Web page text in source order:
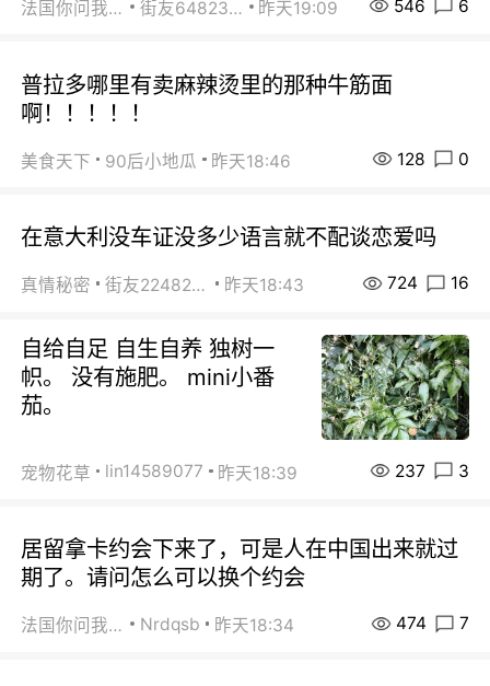
法国你问我答 街友64823891 昨天19:09 546 6
普拉多哪里有卖麻辣烫里的那种牛筋面
啊！！！！！
美食天下 90后小地瓜 昨天18:46 128 0
在意大利没车证没多少语言就不配谈恋爱吗
真情秘密 街友22482465 昨天18:43 724 16
自给自足 自生自养 独树一
帜。 没有施肥。 mini小番
茄。
宠物花草 lin14589077 昨天18:39 237 3
居留拿卡约会下来了，可是人在中国出来就过
期了。请问怎么可以换个约会
法国你问我答 Nrdqsb 昨天18:34 474 7